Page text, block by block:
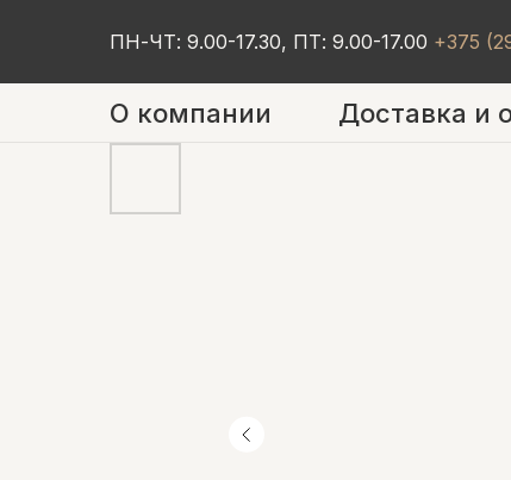
ПН-ЧТ: 9.00-17.30, ПТ: 9.00-17.00 +375
О компании Доставка и